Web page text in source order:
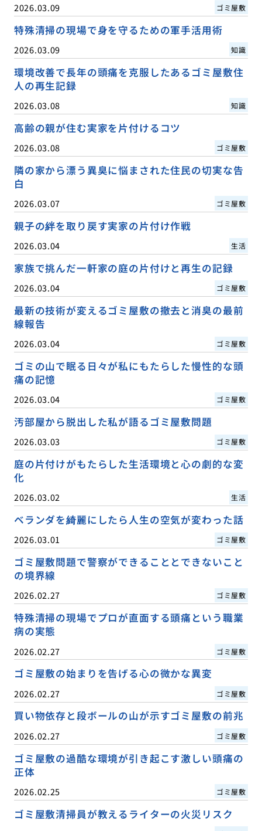
2026.03.09 ゴミ屋敷
特殊清掃の現場で身を守るための軍手活用術
2026.03.09 知識
環境改善で長年の頭痛を克服したあるゴミ屋敷住
人の再生記録
2026.03.08 知識
高齢の親が住む実家を片付けるコツ
2026.03.08 ゴミ屋敷
隣の家から漂う異臭に悩まされた住民の切実な告
白
2026.03.07 ゴミ屋敷
親子の絆を取り戻す実家の片付け作戦
2026.03.04 生活
家族で挑んだ一軒家の庭の片付けと再生の記録
2026.03.04 ゴミ屋敷
最新の技術が変えるゴミ屋敷の撤去と消臭の最前
線報告
2026.03.04 ゴミ屋敷
ゴミの山で眠る日々が私にもたらした慢性的な頭
痛の記憶
2026.03.04 ゴミ屋敷
汚部屋から脱出した私が語るゴミ屋敷問題
2026.03.03 ゴミ屋敷
庭の片付けがもたらした生活環境と心の劇的な変
化
2026.03.02 生活
ベランダを綺麗にしたら人生の空気が変わった話
2026.03.01 ゴミ屋敷
ゴミ屋敷問題で警察ができることとできないこと
の境界線
2026.02.27 ゴミ屋敷
特殊清掃の現場でプロが直面する頭痛という職業
病の実態
2026.02.27 ゴミ屋敷
ゴミ屋敷の始まりを告げる心の微かな異変
2026.02.27 ゴミ屋敷
買い物依存と段ボールの山が示すゴミ屋敷の前兆
2026.02.27 ゴミ屋敷
ゴミ屋敷の過酷な環境が引き起こす激しい頭痛の
正体
2026.02.25 ゴミ屋敷
ゴミ屋敷清掃員が教えるライターの火災リスク